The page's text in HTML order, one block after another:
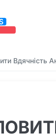
Вдячність